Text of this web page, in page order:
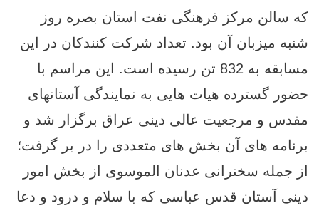
که سالن مرکز فرهنگی نفت استان بصره روز
شنبه میزبان آن بود. تعداد شرکت کنندکان در این
مسابقه به 832 تن رسیده است. این مراسم با
حضور گسترده هیات هایی به نمایندگی آستانهای
مقدس و مرجعیت عالی دینی عراق برگزار شد و
برنامه های آن بخش های متعددی را در بر گرفت؛
از جمله سخنرانی عدنان الموسوی از بخش امور
دینی آستان قدس عباسی که با سلام و درود و دعا